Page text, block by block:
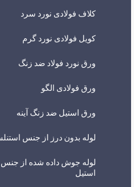
کلاف فولادی نورد سرد
کویل فولادی نورد گرم
ورق نورد فولاد ضد زنگ
ورق فولادی الگو
ورق استیل ضد زنگ آینه
لوله بدون درز از جنس
لوله جوش داده شده از
استیل